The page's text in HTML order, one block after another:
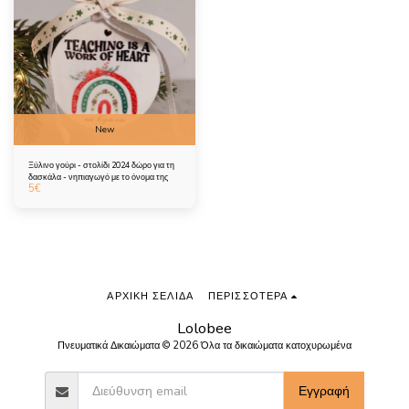
New
Ξύλινο γούρι - στολίδι 2024 δώρο για τη
δασκάλα - νηπιαγωγό με το όνομα της
5€
Lolobee
Πνευματικά Δικαιώματα © 2026 Όλα τα δικαιώματα κατοχυρωμένα
ΑΡΧΙΚΉ ΣΕΛΊΔΑ ΠΕΡΙΣΣΌΤΕΡΑ
Εγγραφή